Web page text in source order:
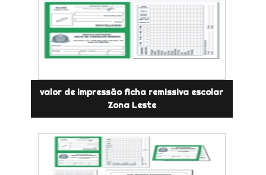
valor de impressão ficha remissiva escolar
Zona Leste